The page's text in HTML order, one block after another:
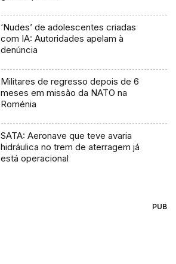
‘Nudes’ de adolescentes criadas
com IA: Autoridades apelam à
denúncia
Militares de regresso depois de 6
meses em missão da NATO na
Roménia
SATA: Aeronave que teve avaria
hidráulica no trem de aterragem já
está operacional
PUB